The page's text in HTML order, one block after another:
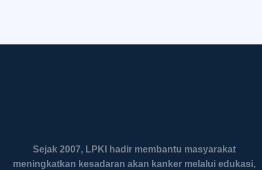
Sejak 2007, LPKI hadir membantu masyarakat
meningkatkan kesadaran akan kanker melalui edukasi,